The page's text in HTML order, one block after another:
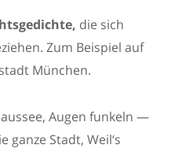
die sich
Zum Beispiel auf
München.
Augen funkeln —
ganze Stadt, Weil‘s